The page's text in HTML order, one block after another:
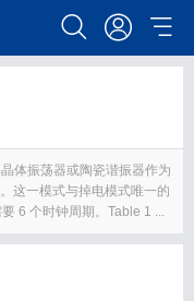
体振荡器或陶瓷谐振器作为
这一模式与掉电模式唯一的
6 个时钟周期。Table 1 ...